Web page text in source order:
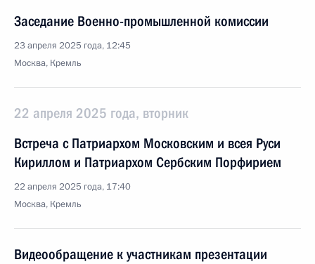
Заседание Военно-промышленной комиссии
23 апреля 2025 года, 12:45
Москва, Кремль
22 апреля 2025 года, вторник
Встреча с Патриархом Московским и всея Руси
Кириллом и Патриархом Сербским Порфирием
22 апреля 2025 года, 17:40
Москва, Кремль
Видеообращение к участникам презентации